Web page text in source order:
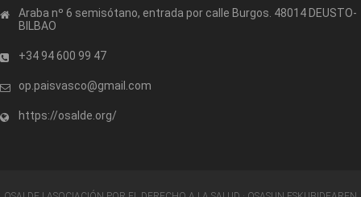
Araba nº 6 semisótano, entrada por calle Burgos. 48014 DEUSTO-
BILBAO
+34 94 600 99 47
op.paisvasco@gmail.com
https://osalde.org/